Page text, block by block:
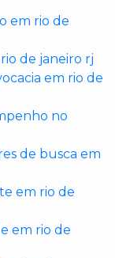
em rio de
de janeiro rj
em rio de
no
de busca em
em rio de
em rio de